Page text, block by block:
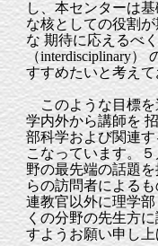
し、本センターは
な核としての役割
な 期待に応えるべ
（interdisciplinary）
すすめたいと考えて
このような目標を
学内外から講師を
部科学および関連
こなっています。
野の最先端の話題
らの訪問者による
連教官以外に理学
くの分野の先生方
すようお願い申し上